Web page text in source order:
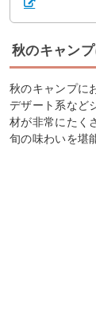
秋のキャン
秋のキャンプに
デザート系など
材が非常にたく
旬の味わいを堪